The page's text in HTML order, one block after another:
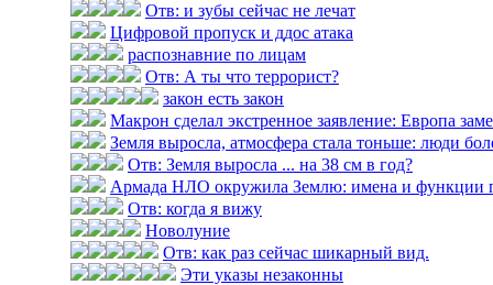
Отв: и зубы сейчас не лечат
Цифровой пропуск и ддос атака
распознавние по лицам
Отв: А ты что террорист?
закон есть закон
Макрон сделал экстренное заявление: Европа
Земля выросла, атмосфера стала тоньше: люди
Отв: Земля выросла ... на 38 см в год?
Армада НЛО окружила Землю: имена и функции
Отв: когда я вижу
Новолуние
Отв: как раз сейчас шикарный вид.
Эти указы незаконны